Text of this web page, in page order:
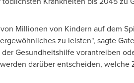
Millionen von Kindern auf dem
zu leisten", sagte
Gesundheitshilfe vorantreiben
darüber entscheiden, welche